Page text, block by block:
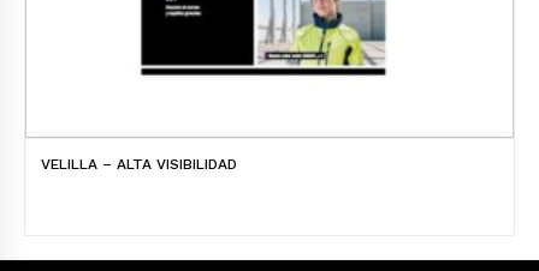
VELILLA – ALTA VISIBILIDAD